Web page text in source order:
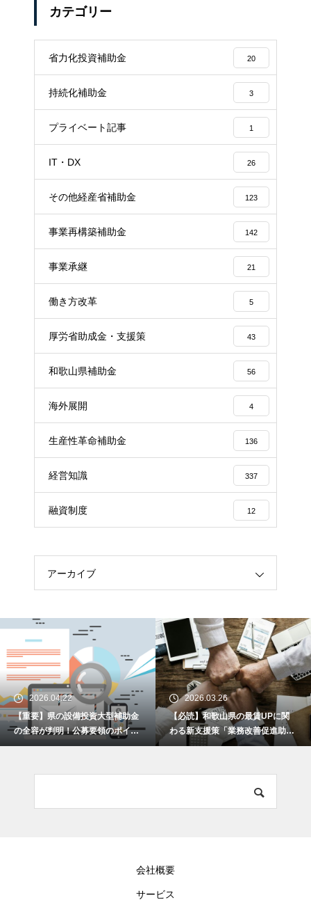
カテゴリー
省力化投資補助金 20
持続化補助金 3
プライベート記事 1
IT・DX 26
その他経産省補助金 123
事業再構築補助金 142
事業承継 21
働き方改革 5
厚労省助成金・支援策 43
和歌山県補助金 56
海外展開 4
生産性革命補助金 136
経営知識 337
融資制度 12
アーカイブ
2026.04.22
【重要】県の設備投資大型補助金
の全容が判明！公募要領のポイン
トを解説します！
2026.03.26
【必読】和歌山県の最賃UPに関
わる新支援策「業務改善促進助成
金」とは何か？
会社概要
サービス